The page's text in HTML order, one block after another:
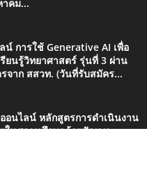
าคม...
การใช้ Generative AI เพื่อ
ยนรู้วิทยาศาสตร์ รุ่นที่ 3 ผ่าน
จาก สสวท. (วันที่รับสมัคร...
อนไลน์ หลักสูตรการดำเนินงาน
ในสถานศึกษาด้วยปัญญา